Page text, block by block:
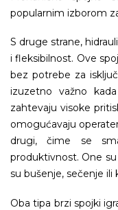
popularnim izborom
S druge strane,
i fleksibilnost. Ove
bez potrebe za
izuzetno važno
zahtevaju visoke
omogućavaju
drugi, čime se
produktivnost. One
su bušenje, sečenje ili
Oba tipa brzi spojki